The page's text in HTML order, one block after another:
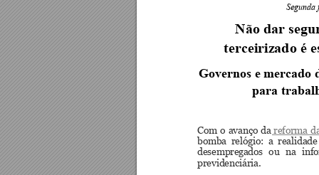
Não dar
terceirizado é
Governos e mercado
para
Com o avanço da reforma
bomba relógio:  a realida
desempregados ou na
previdenciária.